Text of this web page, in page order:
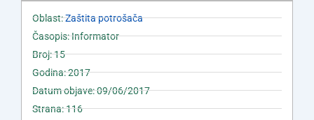
Oblast:Zaštita potrošača
Časopis: Informator
Broj: 15
Godina: 2017
Datum objave: 09/06/2017
Strana: 116